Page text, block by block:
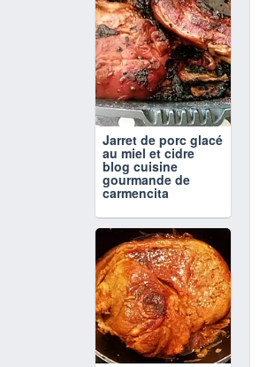
Jarret de porc glacé
au miel et cidre
blog cuisine
gourmande de
carmencita